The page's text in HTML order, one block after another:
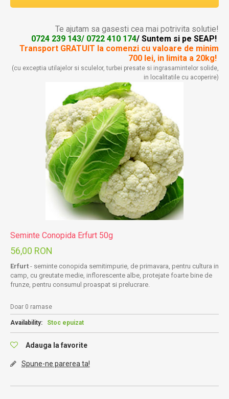
Te ajutam sa gasesti cea mai potrivita solutie!
0724 239 143/ 0722 410 174/ Suntem si pe SEAP!
Transport GRATUIT la comenzi cu valoare de minim
700 lei, in limita a 20kg!
(cu exceptia utilajelor si sculelor, turbei presate si ingrasamintelor solide,
in localitatile cu acoperire)
Seminte Conopida Erfurt 50g
56,00 RON
Erfurt- seminte conopida semitimpurie, de primavara, pentru cultura in
camp, cu greutate medie, inflorescente albe, protejate foarte bine de
frunze, pentru consumul proaspat si prelucrare.
Doar 0 ramase
Availability: Stoc epuizat
Adauga la favorite
Spune-ne parerea ta!